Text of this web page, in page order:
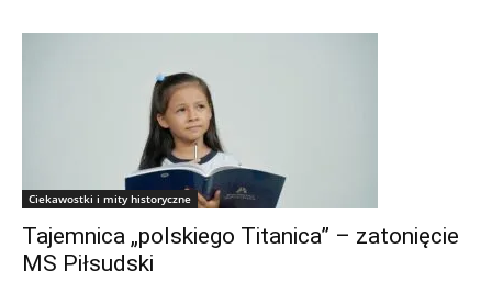
Ciekawostki i mity historyczne
Tajemnica „polskiego Titanica” – zatonięcie
MS Piłsudski